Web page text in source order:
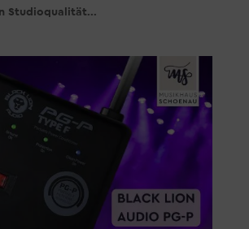
Studioqualität...